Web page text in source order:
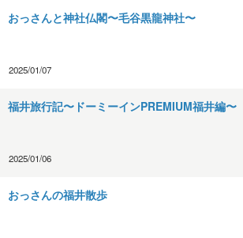
おっさんと神社仏閣〜毛谷黒龍神社〜
2025/01/07
福井旅行記〜ドーミーインPREMIUM福井編〜
2025/01/06
おっさんの福井散歩